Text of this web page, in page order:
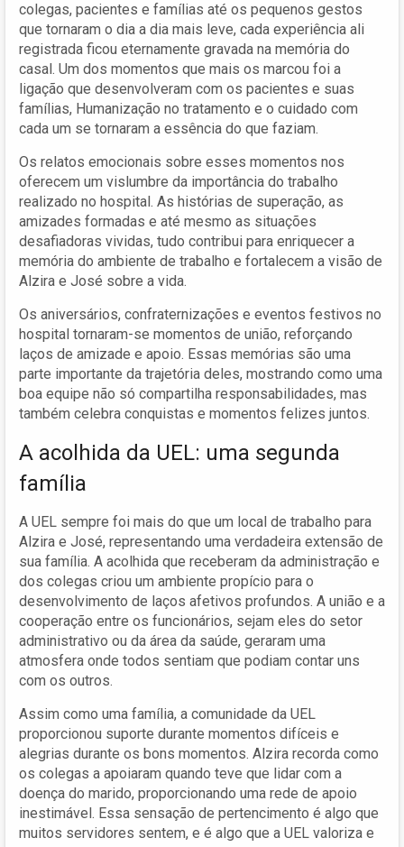
colegas, pacientes e famílias até os pequenos gestos
que tornaram o dia a dia mais leve, cada experiência ali
registrada ficou eternamente gravada na memória do
casal. Um dos momentos que mais os marcou foi a
ligação que desenvolveram com os pacientes e suas
famílias, Humanização no tratamento e o cuidado com
cada um se tornaram a essência do que faziam.
Os relatos emocionais sobre esses momentos nos
oferecem um vislumbre da importância do trabalho
realizado no hospital. As histórias de superação, as
amizades formadas e até mesmo as situações
desafiadoras vividas, tudo contribui para enriquecer a
memória do ambiente de trabalho e fortalecem a visão de
Alzira e José sobre a vida.
Os aniversários, confraternizações e eventos festivos no
hospital tornaram-se momentos de união, reforçando
laços de amizade e apoio. Essas memórias são uma
parte importante da trajetória deles, mostrando como uma
boa equipe não só compartilha responsabilidades, mas
também celebra conquistas e momentos felizes juntos.
A acolhida da UEL: uma segunda
família
A UEL sempre foi mais do que um local de trabalho para
Alzira e José, representando uma verdadeira extensão de
sua família. A acolhida que receberam da administração e
dos colegas criou um ambiente propício para o
desenvolvimento de laços afetivos profundos. A união e a
cooperação entre os funcionários, sejam eles do setor
administrativo ou da área da saúde, geraram uma
atmosfera onde todos sentiam que podiam contar uns
com os outros.
Assim como uma família, a comunidade da UEL
proporcionou suporte durante momentos difíceis e
alegrias durante os bons momentos. Alzira recorda como
os colegas a apoiaram quando teve que lidar com a
doença do marido, proporcionando uma rede de apoio
inestimável. Essa sensação de pertencimento é algo que
muitos servidores sentem, e é algo que a UEL valoriza e